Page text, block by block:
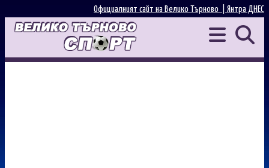
Янтра ДНЕС
Официалният сайт на Велико Търново |